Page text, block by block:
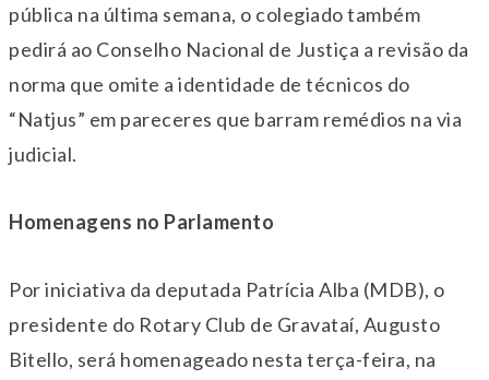
pública na última semana, o colegiado também
pedirá ao Conselho Nacional de Justiça a revisão da
norma que omite a identidade de técnicos do
“Natjus” em pareceres que barram remédios na via
judicial.
Homenagens no Parlamento
Por iniciativa da deputada Patrícia Alba (MDB), o
presidente do Rotary Club de Gravataí, Augusto
Bitello, será homenageado nesta terça-feira, na